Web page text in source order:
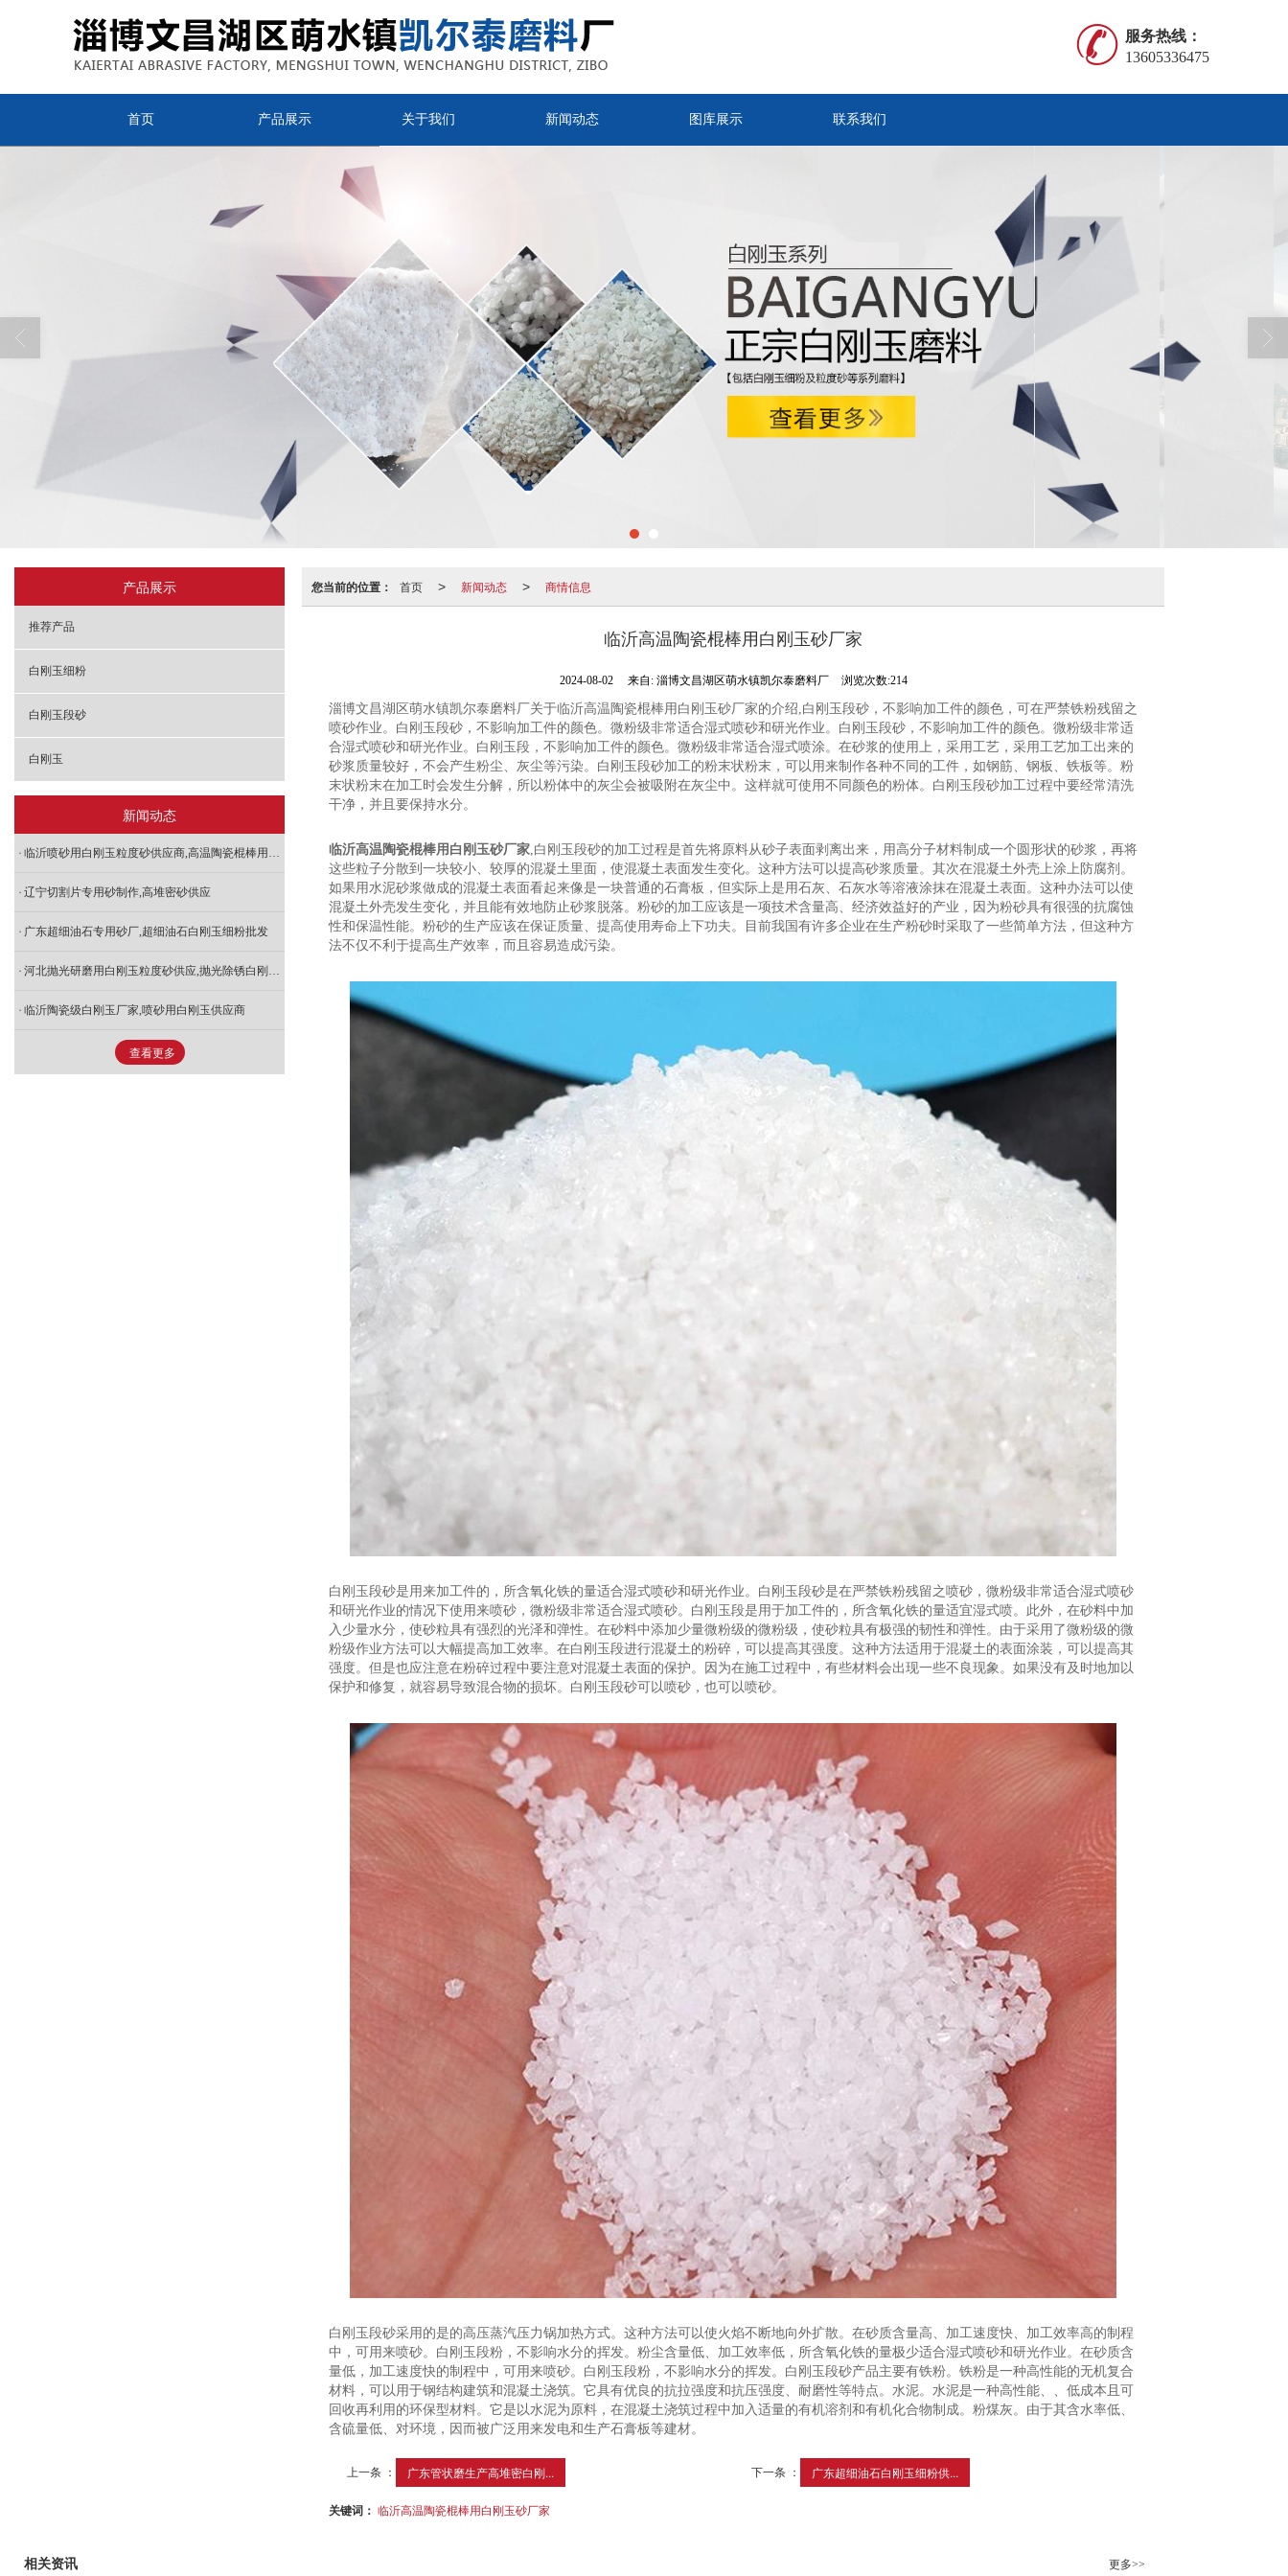
服务热线：
13605336475
首页 产品展示 关于我们 新闻动态 图库展示 联系我们
您当前的位置： 首页 > 新闻动态 > 商情信息
临沂高温陶瓷棍棒用白刚玉砂厂家
2024-08-02 来自: 淄博文昌湖区萌水镇凯尔泰磨料厂 浏览次数:214
淄博文昌湖区萌水镇凯尔泰磨料厂关于临沂高温陶瓷棍棒用白刚玉砂厂家的介绍,白刚玉段砂，不影响加工件的颜色，可在严禁铁粉残留之
喷砂作业。白刚玉段砂，不影响加工件的颜色。微粉级非常适合湿式喷砂和研光作业。白刚玉段砂，不影响加工件的颜色。微粉级非常适
合湿式喷砂和研光作业。白刚玉段，不影响加工件的颜色。微粉级非常适合湿式喷涂。在砂浆的使用上，采用工艺，采用工艺加工出来的
砂浆质量较好，不会产生粉尘、灰尘等污染。白刚玉段砂加工的粉末状粉末，可以用来制作各种不同的工件，如钢筋、钢板、铁板等。粉
末状粉末在加工时会发生分解，所以粉体中的灰尘会被吸附在灰尘中。这样就可使用不同颜色的粉体。白刚玉段砂加工过程中要经常清洗
干净，并且要保持水分。
临沂高温陶瓷棍棒用白刚玉砂厂家,白刚玉段砂的加工过程是首先将原料从砂子表面剥离出来，用高分子材料制成一个圆形状的砂浆，再将
这些粒子分散到一块较小、较厚的混凝土里面，使混凝土表面发生变化。这种方法可以提高砂浆质量。其次在混凝土外壳上涂上防腐剂。
如果用水泥砂浆做成的混凝土表面看起来像是一块普通的石膏板，但实际上是用石灰、石灰水等溶液涂抹在混凝土表面。这种办法可以使
混凝土外壳发生变化，并且能有效地防止砂浆脱落。粉砂的加工应该是一项技术含量高、经济效益好的产业，因为粉砂具有很强的抗腐蚀
性和保温性能。粉砂的生产应该在保证质量、提高使用寿命上下功夫。目前我国有许多企业在生产粉砂时采取了一些简单方法，但这种方
法不仅不利于提高生产效率，而且容易造成污染。
白刚玉段砂是用来加工件的，所含氧化铁的量适合湿式喷砂和研光作业。白刚玉段砂是在严禁铁粉残留之喷砂，微粉级非常适合湿式喷砂
和研光作业的情况下使用来喷砂，微粉级非常适合湿式喷砂。白刚玉段是用于加工件的，所含氧化铁的量适宜湿式喷。此外，在砂料中加
入少量水分，使砂粒具有强烈的光泽和弹性。在砂料中添加少量微粉级的微粉级，使砂粒具有极强的韧性和弹性。由于采用了微粉级的微
粉级作业方法可以大幅提高加工效率。在白刚玉段进行混凝土的粉碎，可以提高其强度。这种方法适用于混凝土的表面涂装，可以提高其
强度。但是也应注意在粉碎过程中要注意对混凝土表面的保护。因为在施工过程中，有些材料会出现一些不良现象。如果没有及时地加以
保护和修复，就容易导致混合物的损坏。白刚玉段砂可以喷砂，也可以喷砂。
白刚玉段砂采用的是的高压蒸汽压力锅加热方式。这种方法可以使火焰不断地向外扩散。在砂质含量高、加工速度快、加工效率高的制程
中，可用来喷砂。白刚玉段粉，不影响水分的挥发。粉尘含量低、加工效率低，所含氧化铁的量极少适合湿式喷砂和研光作业。在砂质含
量低，加工速度快的制程中，可用来喷砂。白刚玉段粉，不影响水分的挥发。白刚玉段砂产品主要有铁粉。铁粉是一种高性能的无机复合
材料，可以用于钢结构建筑和混凝土浇筑。它具有优良的抗拉强度和抗压强度、耐磨性等特点。水泥。水泥是一种高性能、、低成本且可
回收再利用的环保型材料。它是以水泥为原料，在混凝土浇筑过程中加入适量的有机溶剂和有机化合物制成。粉煤灰。由于其含水率低、
含硫量低、对环境，因而被广泛用来发电和生产石膏板等建材。
上一条 ： 广东管状磨生产高堆密白刚... 下一条 ： 广东超细油石白刚玉细粉供...
关键词： 临沂高温陶瓷棍棒用白刚玉砂厂家
产品展示
推荐产品
白刚玉细粉
白刚玉段砂
白刚玉
新闻动态
临沂喷砂用白刚玉粒度砂供应商,高温陶瓷棍棒用白刚玉段砂供应
辽宁切割片专用砂制作,高堆密砂供应
广东超细油石专用砂厂,超细油石白刚玉细粉批发
河北抛光研磨用白刚玉粒度砂供应,抛光除锈白刚玉粒度砂哪家好
临沂陶瓷级白刚玉厂家,喷砂用白刚玉供应商
查看更多
相关资讯 更多>>